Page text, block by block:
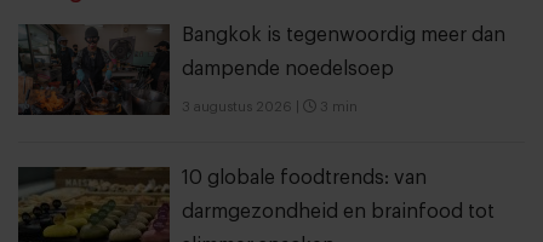
Bangkok is tegenwoordig meer dan
dampende noedelsoep
3 augustus 2026 3 min
10 globale foodtrends: van
darmgezondheid en brainfood tot